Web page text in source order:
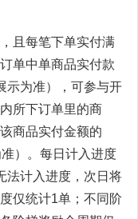
且每笔下单实付满
单中单商品实付款
示为准），可参与开
所下订单里的商
商品实付金额的
）。每日计入进度
法计入进度，次日将
仅统计1单；不同阶